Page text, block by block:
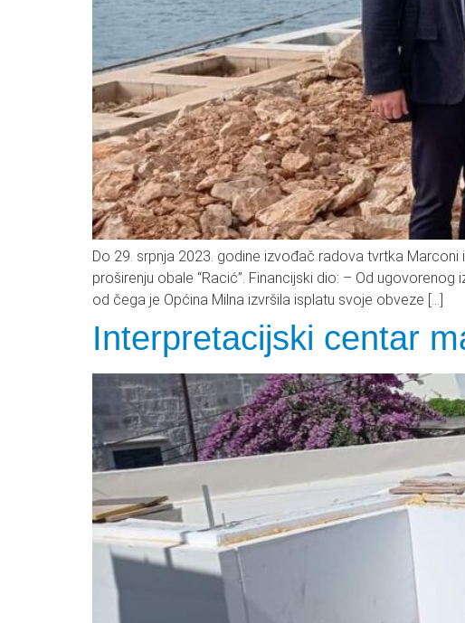
Do 29. srpnja 2023. godine izvođač radova tvrtka
proširenju obale “Racić”. Financijski dio: – Od
od čega je Općina Milna izvršila isplatu svoje obveze […]
Interpretacijski centar